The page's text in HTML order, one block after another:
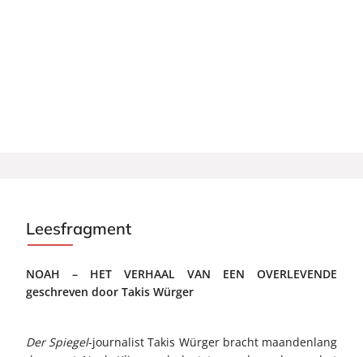
Leesfragment
NOAH – HET VERHAAL VAN EEN OVERLEVENDE
geschreven door Takis Würger
Der Spiegel-journalist Takis Würger bracht maandenlang